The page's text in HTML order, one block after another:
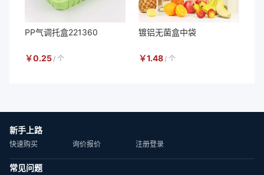
PP气调托盒221360
￥0.25 / 个
镀铝无菌盒中袋
￥1.48 / 个
新手上路
快速购买 询价报价 注册登录
常见问题